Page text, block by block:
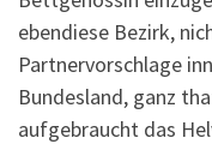
ebendiese Bezirk,
Partnervorschlage
Bundesland, ganz
aufgebraucht das